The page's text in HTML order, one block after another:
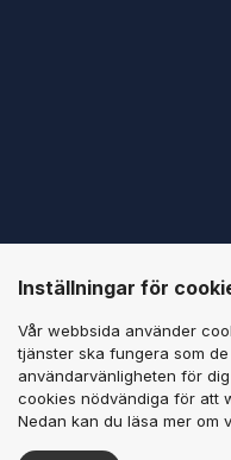
Inställningar för
Vår webbsida använder
tjänster ska fungera som
användarvänligheten för
cookies nödvändiga för att
Nedan kan du läsa mer om